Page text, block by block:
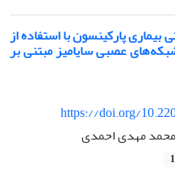
پارکینسون با استفاده از
عصبی سایامیز مبتنی بر
https://doi.org/
مهدی احمدی